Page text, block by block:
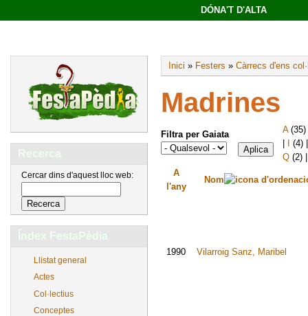
DÓNA'T D'ALTA
Recerca
Cercar dins d'aquest lloc web:
Índex FestaPèdia
Llistat general
Actes
Col·lectius
Conceptes
Inici » Festers » Càrrecs d'ens
Madrines
Filtra per Gaiata A
(4)
Q (2)
A
l'any
Nom
1990 Vilarroig Sanz, Maribel